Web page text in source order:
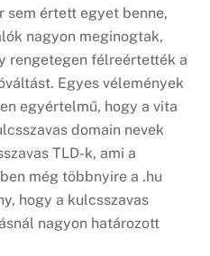
sem értett egyet benne,
nagyon meginogtak,
rengetegen félreértették a
Egyes vélemények
egyértelmű, hogy a vita
domain nevek
TLD-k, ami a
még többnyire a .hu
hogy a kulcsszavas
nagyon határozott